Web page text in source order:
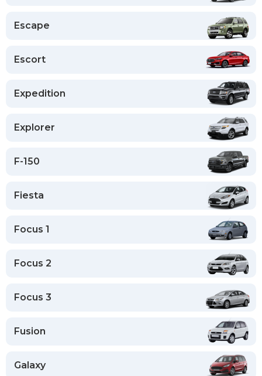
Escape
Escort
Expedition
Explorer
F-150
Fiesta
Focus 1
Focus 2
Focus 3
Fusion
Galaxy